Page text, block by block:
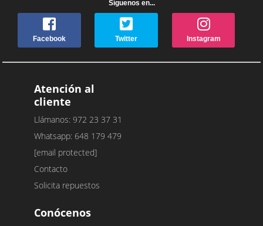
Síguenos en...
Facebook Twitter Instagram
Atención al
cliente
Llámanos: 972 23 37 31
Whatsapp: 648 179 479
[email protected]
Contacto
Solicita repuestos
Conócenos